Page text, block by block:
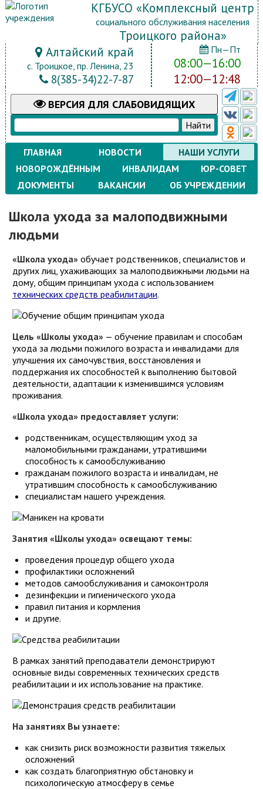
КГБУСО «Комплексный центр
социального обслуживания населения
Троицкого района»
Алтайский край
с. Троицкое, пр. Ленина, 23
8(385-34)22-7-87
Пн—Пт
08:00—16:00
12:00—12:48
ВЕРСИЯ ДЛЯ СЛАБОВИДЯЩИХ
ГЛАВНАЯ НОВОСТИ
НАШИ УСЛУГИ
НОВОРОЖДЁННЫМ
ИНВАЛИДАМ
ЮР-СОВЕТ
ДОКУМЕНТЫ
ВАКАНСИИ ОБ УЧРЕЖДЕНИИ
Школа ухода за малоподвижными
людьми
«Школа ухода»обучает родственников, специалистов и
других лиц, ухаживающих за малоподвижными людьми на
дому, общим принципам ухода с использованием
технических средств реабилитации.
Цель «Школы ухода»— обучение правилам и способам
ухода за людьми пожилого возраста и инвалидами для
улучшения их самочувствия, восстановления и
поддержания их способностей к выполнению бытовой
деятельности, адаптации к изменившимся условиям
проживания.
«Школа ухода» предоставляет услуги:
родственникам, осуществляющим уход за
маломобильными гражданами, утратившими
способность к самообслуживанию
гражданам пожилого возраста и инвалидам, не
утратившим способность к самообслуживанию
специалистам нашего учреждения.
Занятия «Школы ухода» освещают темы:
проведения процедур общего ухода
профилактики осложнений
методов самообслуживания и самоконтроля
дезинфекции и гигиенического ухода
правил питания и кормления
и другие.
В рамках занятий преподаватели демонстрируют
основные виды современных технических средств
реабилитации и их использование на практике.
На занятиях Вы узнаете:
как снизить риск возможности развития тяжелых
осложнений
как создать благоприятную обстановку и
психологическую атмосферу в семье